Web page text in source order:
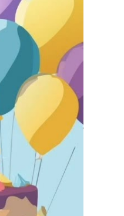
十集：「逾越奧
蹟」— 錢玲珠老
師
(5)黃敏正主教
帶你做「四旬期
避靜」—【逾越
的智慧】：完美
的喜樂
(4)黃敏正主教
帶你做「四旬期
避靜」—【逾越
的智慧】：聖方
濟的逾越善表—
與痲瘋病人相遇